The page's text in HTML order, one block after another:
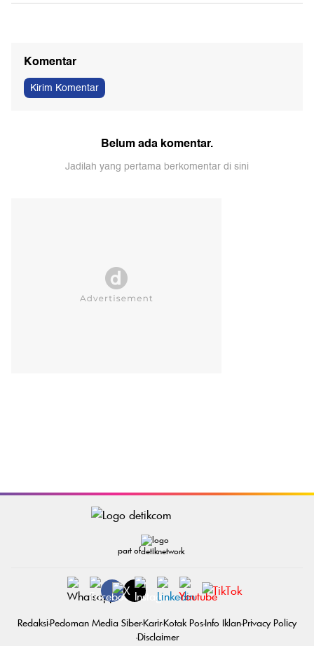
Komentar
Kirim Komentar
Belum ada komentar.
Jadilah yang pertama berkomentar di sini
part of
RedaksiPedoman Media SiberKarirKotak PosInfo IklanPrivacy Policy
Disclaimer